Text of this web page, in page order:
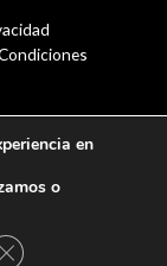
en
o
Cerrar el banner de